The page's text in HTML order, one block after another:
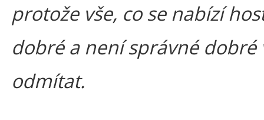
protože vše, co se nabízí
dobré a není správné dobré
odmítat.